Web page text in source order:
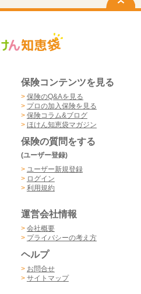
保険コンテンツを見る
> 保険のQ&Aを見る
> プロの加入保険を見る
> 保険コラム&ブログ
> ほけん知恵袋マガジン
保険の質問をする
(ユーザー登録)
> ユーザー新規登録
> ログイン
> 利用規約
運営会社情報
> 会社概要
> プライバシーの考え方
ヘルプ
> お問合せ
> サイトマップ